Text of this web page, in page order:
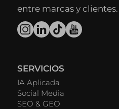
entre marcas y clientes.
SERVICIOS
IA Aplicada
Social Media
SEO & GEO